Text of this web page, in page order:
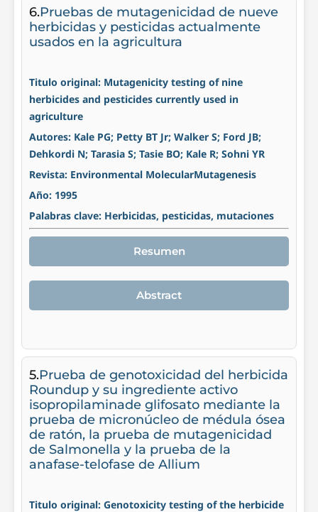
6.Pruebas de mutagenicidad de nueve
herbicidas y pesticidas actualmente
usados en la agricultura
Titulo original: Mutagenicity testing of nine
herbicides and pesticides currently used in
agriculture
Autores: Kale PG; Petty BT Jr; Walker S; Ford JB;
Dehkordi N; Tarasia S; Tasie BO; Kale R; Sohni YR
Revista: Environmental MolecularMutagenesis
Año: 1995
Palabras clave: Herbicidas, pesticidas, mutaciones
Resumen
Abstract
5.Prueba de genotoxicidad del herbicida
Roundup y su ingrediente activo
isopropilaminade glifosato mediante la
prueba de micronúcleo de médula ósea
de ratón, la prueba de mutagenicidad
de Salmonella y la prueba de la
anafase-telofase de Allium
Titulo original: Genotoxicity testing of the herbicide